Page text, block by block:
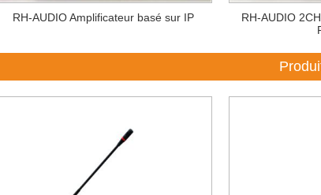
RH-AUDIO Amplificateur basé sur IP
RH-AUDIO